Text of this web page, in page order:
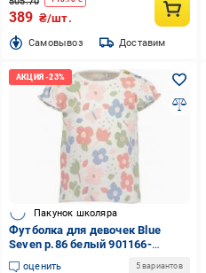
389 ₴/шт.
Cамовывоз Доставим
Пакунок школяра
Футболка для девочек Blue
Seven р.86 белый 901166-
00/0001
оценить 5 вариантов